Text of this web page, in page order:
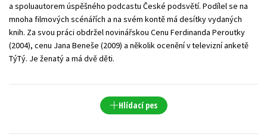
a spoluautorem úspěšného podcastu České podsvětí. Podílel se na
mnoha filmových scénářích a na svém kontě má desítky vydaných
knih. Za svou práci obdržel novinářskou Cenu Ferdinanda Peroutky
(2004), cenu Jana Beneše (2009) a několik ocenění v televizní anketě
TýTý. Je ženatý a má dvě děti.
Hlídací pes